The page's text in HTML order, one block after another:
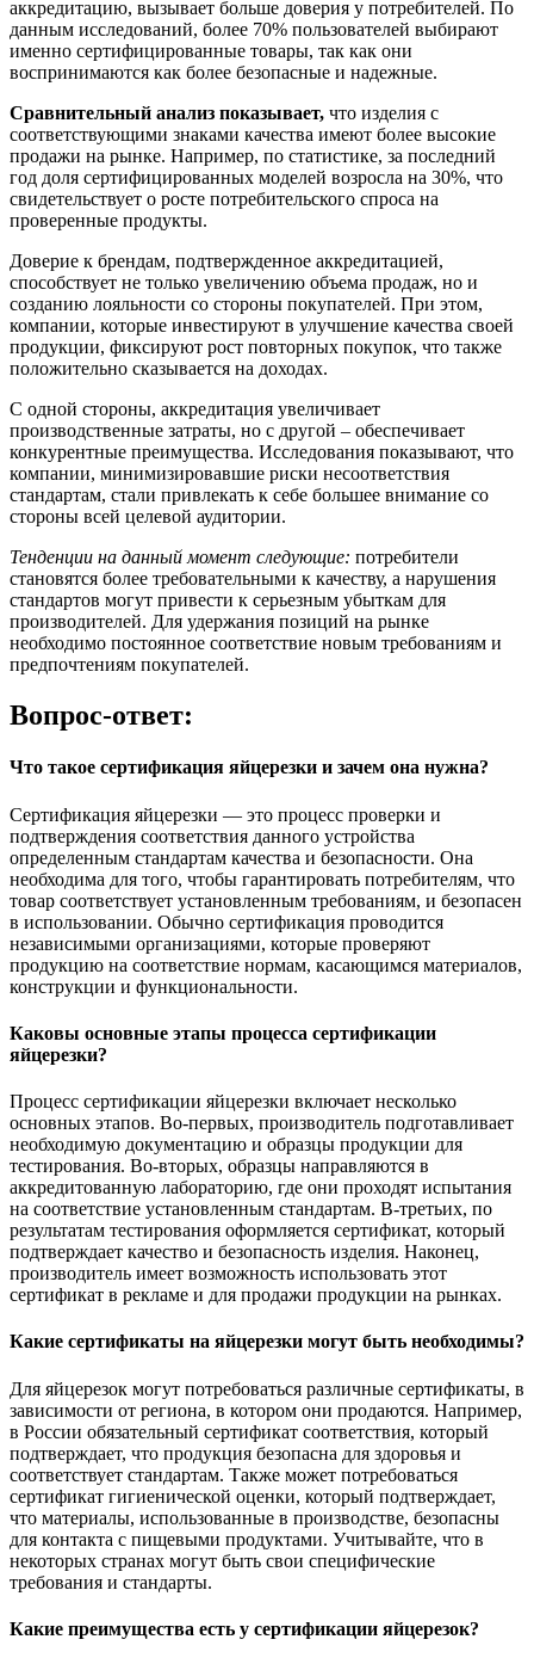
аккредитацию, вызывает больше доверия у потребителей. По
данным исследований, более 70% пользователей выбирают
именно сертифицированные товары, так как они
воспринимаются как более безопасные и надежные.
Сравнительный анализ показывает, что изделия с
соответствующими знаками качества имеют более высокие
продажи на рынке. Например, по статистике, за последний
год доля сертифицированных моделей возросла на 30%, что
свидетельствует о росте потребительского спроса на
проверенные продукты.
Доверие к брендам, подтвержденное аккредитацией,
способствует не только увеличению объема продаж, но и
созданию лояльности со стороны покупателей. При этом,
компании, которые инвестируют в улучшение качества своей
продукции, фиксируют рост повторных покупок, что также
положительно сказывается на доходах.
С одной стороны, аккредитация увеличивает
производственные затраты, но с другой – обеспечивает
конкурентные преимущества. Исследования показывают, что
компании, минимизировавшие риски несоответствия
стандартам, стали привлекать к себе большее внимание со
стороны всей целевой аудитории.
Тенденции на данный момент следующие: потребители
становятся более требовательными к качеству, а нарушения
стандартов могут привести к серьезным убыткам для
производителей. Для удержания позиций на рынке
необходимо постоянное соответствие новым требованиям и
предпочтениям покупателей.
Вопрос-ответ:
Что такое сертификация яйцерезки и зачем она нужна?
Сертификация яйцерезки — это процесс проверки и
подтверждения соответствия данного устройства
определенным стандартам качества и безопасности. Она
необходима для того, чтобы гарантировать потребителям, что
товар соответствует установленным требованиям, и безопасен
в использовании. Обычно сертификация проводится
независимыми организациями, которые проверяют
продукцию на соответствие нормам, касающимся материалов,
конструкции и функциональности.
Каковы основные этапы процесса сертификации
яйцерезки?
Процесс сертификации яйцерезки включает несколько
основных этапов. Во-первых, производитель подготавливает
необходимую документацию и образцы продукции для
тестирования. Во-вторых, образцы направляются в
аккредитованную лабораторию, где они проходят испытания
на соответствие установленным стандартам. В-третьих, по
результатам тестирования оформляется сертификат, который
подтверждает качество и безопасность изделия. Наконец,
производитель имеет возможность использовать этот
сертификат в рекламе и для продажи продукции на рынках.
Какие сертификаты на яйцерезки могут быть необходимы?
Для яйцерезок могут потребоваться различные сертификаты, в
зависимости от региона, в котором они продаются. Например,
в России обязательный сертификат соответствия, который
подтверждает, что продукция безопасна для здоровья и
соответствует стандартам. Также может потребоваться
сертификат гигиенической оценки, который подтверждает,
что материалы, использованные в производстве, безопасны
для контакта с пищевыми продуктами. Учитывайте, что в
некоторых странах могут быть свои специфические
требования и стандарты.
Какие преимущества есть у сертификации яйцерезок?